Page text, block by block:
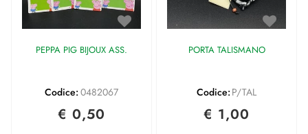
PEPPA PIG BIJOUX ASS.
Codice: 0482067
€ 0,50
PORTA TALISMANO
Codice: P/TAL
€ 1,00